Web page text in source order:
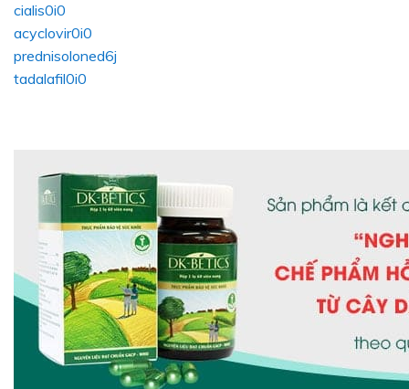
cialis0i0
acyclovir0i0
prednisoloned6j
tadalafil0i0